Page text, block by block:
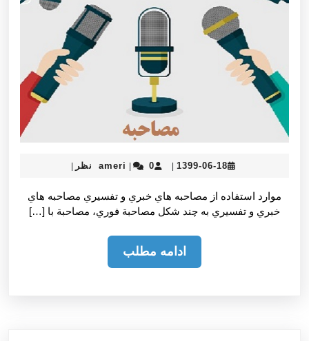
1399-06-18
1399-
ameri
ameri 0 نظر
موارد استفاده از مصاحبه هاي خبري و تفسيري مصاحبه هاي
خبري و تفسيري به چند شكل مصاحبة فوري، مصاحبة با […]
ادامه مطلب
مطلب